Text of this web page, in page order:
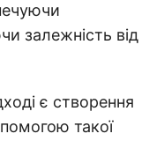
залежність від
є створення
такої